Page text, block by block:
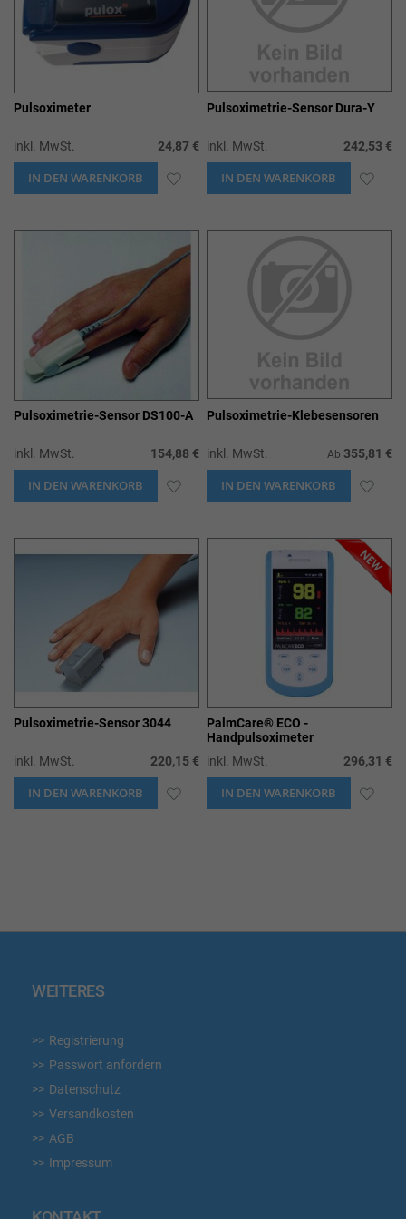
Pulsoximeter
inkl. MwSt. 24,87 €
IN DEN WARENKORB ZUR
Pulsoximetrie-Sensor Dura-Y
inkl. MwSt. 242,53 €
IN DEN WARENKORB ZUR
Pulsoximetrie-Sensor DS100-A
inkl. MwSt. 154,88 €
IN DEN WARENKORB ZUR
Pulsoximetrie-Klebesensoren
inkl. MwSt. Ab 355,81 €
IN DEN WARENKORB ZUR
Pulsoximetrie-Sensor 3044
inkl. MwSt. 220,15 €
IN DEN WARENKORB ZUR
PalmCare® ECO -
Handpulsoximeter
inkl. MwSt.
296,31 €
IN DEN WARENKORB ZUR
WEITERES
Registrierung
Passwort anfordern
Datenschutz
Versandkosten
AGB
Impressum